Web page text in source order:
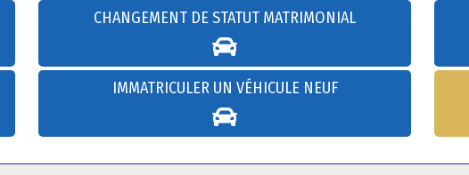
CHANGEMENT DE STATUT MATRIMONIAL
IMMATRICULER UN VÉHICULE NEUF